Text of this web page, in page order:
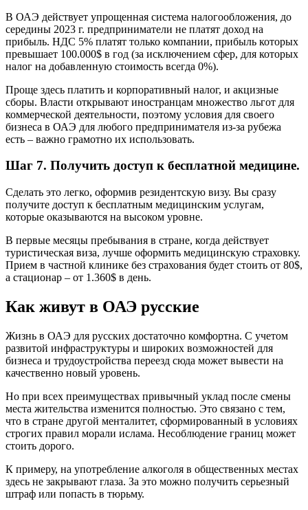
В ОАЭ действует упрощенная система налогообложения, до
середины 2023 г. предприниматели не платят доход на
прибыль. НДС 5% платят только компании, прибыль которых
превышает 100.000$ в год (за исключением сфер, для которых
налог на добавленную стоимость всегда 0%).
Проще здесь платить и корпоративный налог, и акцизные
сборы. Власти открывают иностранцам множество льгот для
коммерческой деятельности, поэтому условия для своего
бизнеса в ОАЭ для любого предпринимателя из-за рубежа
есть – важно грамотно их использовать.
Шаг 7. Получить доступ к бесплатной медицине.
Сделать это легко, оформив резидентскую визу. Вы сразу
получите доступ к бесплатным медицинским услугам,
которые оказываются на высоком уровне.
В первые месяцы пребывания в стране, когда действует
туристическая виза, лучше оформить медицинскую страховку.
Прием в частной клинике без страхования будет стоить от 80$,
а стационар – от 1.360$ в день.
Как живут в ОАЭ русские
Жизнь в ОАЭ для русских достаточно комфортна. С учетом
развитой инфраструктуры и широких возможностей для
бизнеса и трудоустройства переезд сюда может вывести на
качественно новый уровень.
Но при всех преимуществах привычный уклад после смены
места жительства изменится полностью. Это связано с тем,
что в стране другой менталитет, сформированный в условиях
строгих правил морали ислама. Несоблюдение границ может
стоить дорого.
К примеру, на употребление алкоголя в общественных местах
здесь не закрывают глаза. За это можно получить серьезный
штраф или попасть в тюрьму.